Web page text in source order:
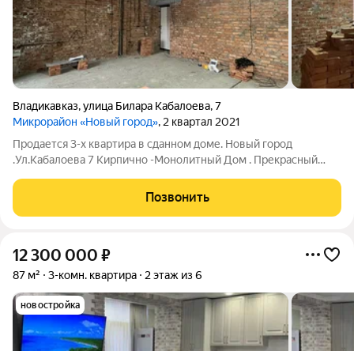
Владикавказ,улица Билара Кабалоева,7
Микрорайон «Новый город», 2 квартал 2021
Продается 3-х квартира в сданном доме. Новый город
.Ул.Кабалоева 7 Кирпично -Монолитный Дом . Прекрасный
удобное для вас время. отв.Марина Ч Арт. 133543127
Позвонить
12 300 000 ₽
87 м² 3-комн. квартира 2 этаж из 6
новостройка